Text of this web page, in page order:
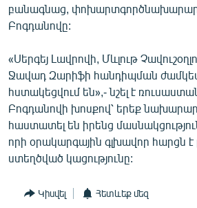
Հայերեն
Русский
ՀԵՏԵՎԵՔ ՄԵԶ
«Ազատության» բոլոր կայքերը
բանագնաց, փոխարտգործնախարար
Բոգդանովը:
«Սերգեյ Լավրովի, Մևլութ
Ջավադ Զարիֆի հանդիպման
հստակեցվում են»,- նշել է
Բոգդանովի խոսքով՝ երեք
հաստատել են իրենց
որի օրակարգային գլխավոր հարցն է
ստեղծված կացությունը:
Կիսվել Հետևեք մեզ